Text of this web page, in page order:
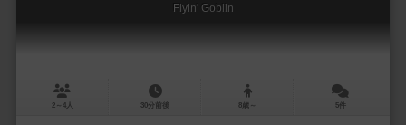
Flyin' Goblin
2～4人 30分前後 8歳～ 5件